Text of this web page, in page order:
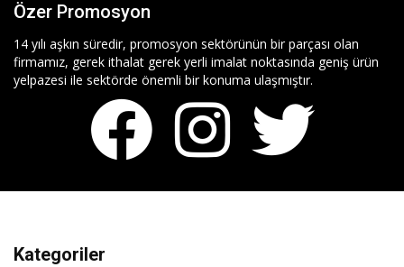
Özer Promosyon
14 yılı aşkın süredir, promosyon sektörünün bir parçası olan
firmamız, gerek ithalat gerek yerli imalat noktasında geniş ürün
yelpazesi ile sektörde önemli bir konuma ulaşmıştır.
Kategoriler